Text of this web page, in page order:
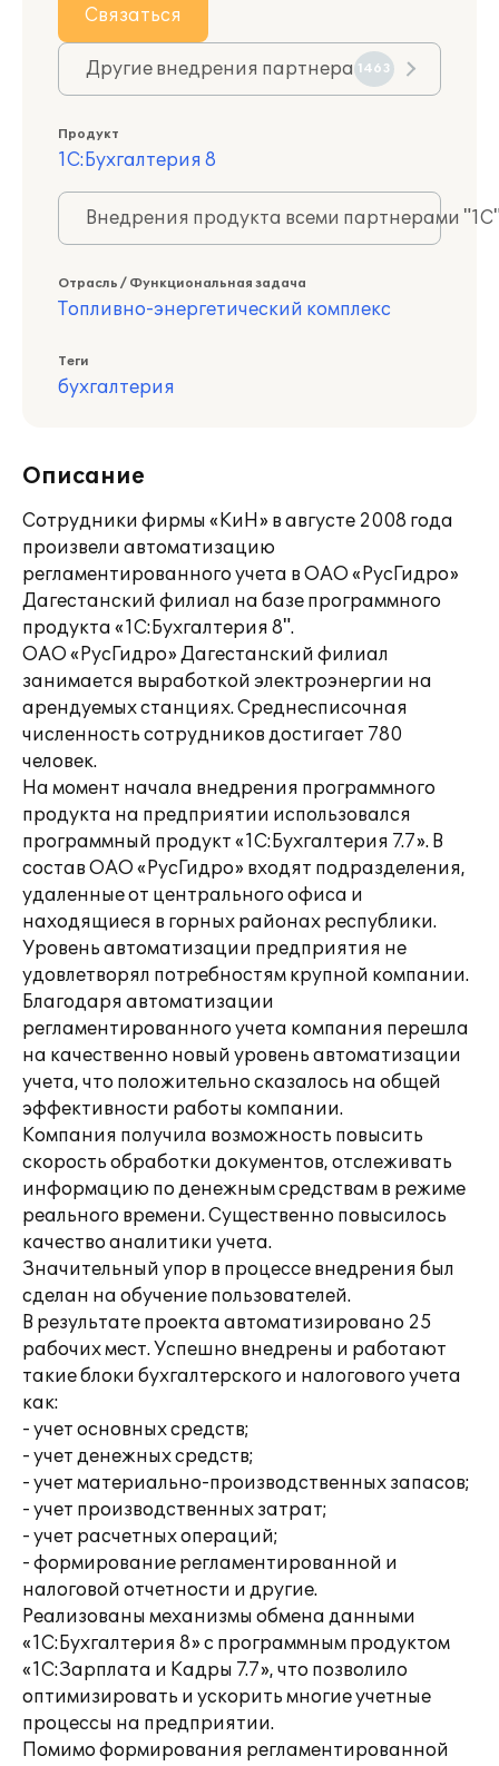
Связаться
Другие внедрения партнера 1463
Продукт
1С:Бухгалтерия 8
Внедрения продукта всеми партнерами
Отрасль / Функциональная задача
Топливно-энергетический комплекс
Теги
бухгалтерия
Описание
Сотрудники фирмы «КиН» в августе 2008 года
произвели автоматизацию
регламентированного учета в ОАО «РусГидро»
Дагестанский филиал на базе программного
продукта «1С:Бухгалтерия 8".
ОАО «РусГидро» Дагестанский филиал
занимается выработкой электроэнергии на
арендуемых станциях. Среднесписочная
численность сотрудников достигает 780
человек.
На момент начала внедрения программного
продукта на предприятии использовался
программный продукт «1С:Бухгалтерия 7.7». В
состав ОАО «РусГидро» входят подразделения,
удаленные от центрального офиса и
находящиеся в горных районах республики.
Уровень автоматизации предприятия не
удовлетворял потребностям крупной компании.
Благодаря автоматизации
регламентированного учета компания перешла
на качественно новый уровень автоматизации
учета, что положительно сказалось на общей
эффективности работы компании.
Компания получила возможность повысить
скорость обработки документов, отслеживать
информацию по денежным средствам в режиме
реального времени. Существенно повысилось
качество аналитики учета.
Значительный упор в процессе внедрения был
сделан на обучение пользователей.
В результате проекта автоматизировано 25
рабочих мест. Успешно внедрены и работают
такие блоки бухгалтерского и налогового учета
как:
- учет основных средств;
- учет денежных средств;
- учет материально-производственных запасов;
- учет производственных затрат;
- учет расчетных операций;
- формирование регламентированной и
налоговой отчетности и другие.
Реализованы механизмы обмена данными
«1С:Бухгалтерия 8» с программным продуктом
«1С:Зарплата и Кадры 7.7», что позволило
оптимизировать и ускорить многие учетные
процессы на предприятии.
Помимо формирования регламентированной